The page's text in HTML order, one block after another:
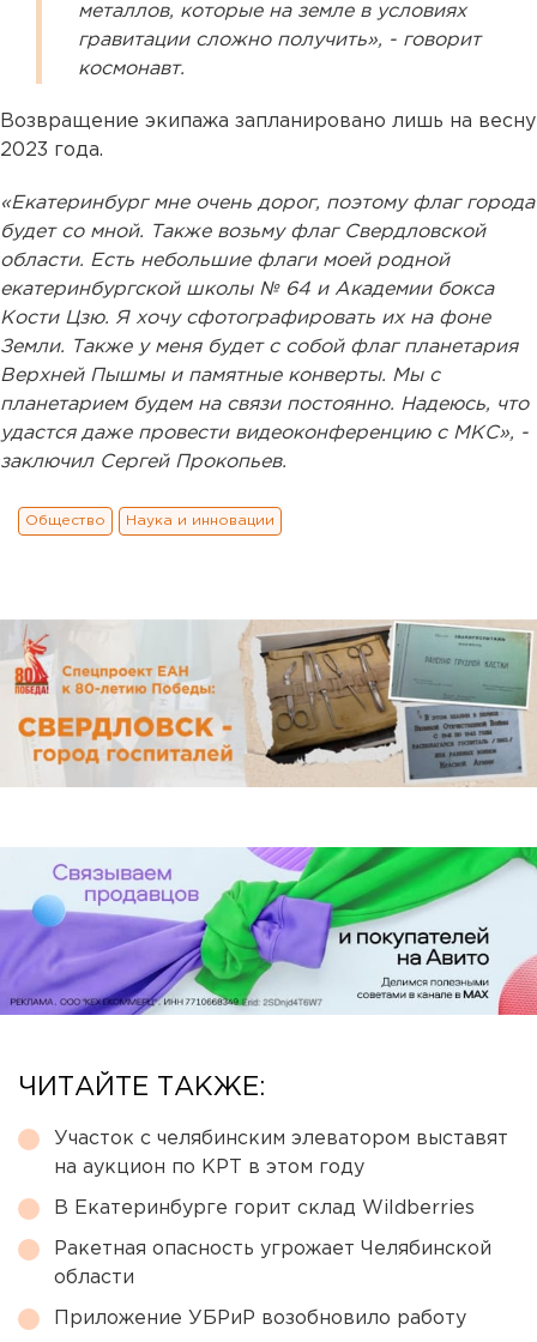
металлов, которые на земле в условиях
гравитации сложно получить», - говорит
космонавт.
Возвращение экипажа запланировано лишь на весну
2023 года.
«Екатеринбург мне очень дорог, поэтому флаг города
будет со мной. Также возьму флаг Свердловской
области. Есть небольшие флаги моей родной
екатеринбургской школы № 64 и Академии бокса
Кости Цзю. Я хочу сфотографировать их на фоне
Земли. Также у меня будет с собой флаг планетария
Верхней Пышмы и памятные конверты. Мы с
планетарием будем на связи постоянно. Надеюсь, что
удастся даже провести видеоконференцию с МКС», -
заключил Сергей Прокопьев.
Общество Наука и инновации
ЧИТАЙТЕ ТАКЖЕ:
Участок с челябинским элеватором выставят
на аукцион по КРТ в этом году
В Екатеринбурге горит склад Wildberries
Ракетная опасность угрожает Челябинской
области
Приложение УБРиР возобновило работу